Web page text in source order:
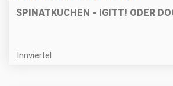
SPINATKUCHEN - IGITT! ODER
Innviertel